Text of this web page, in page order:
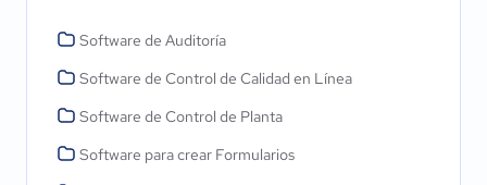
Software de Auditoría
Software de Control de Calidad en Línea
Software de Control de Planta
Software para crear Formularios